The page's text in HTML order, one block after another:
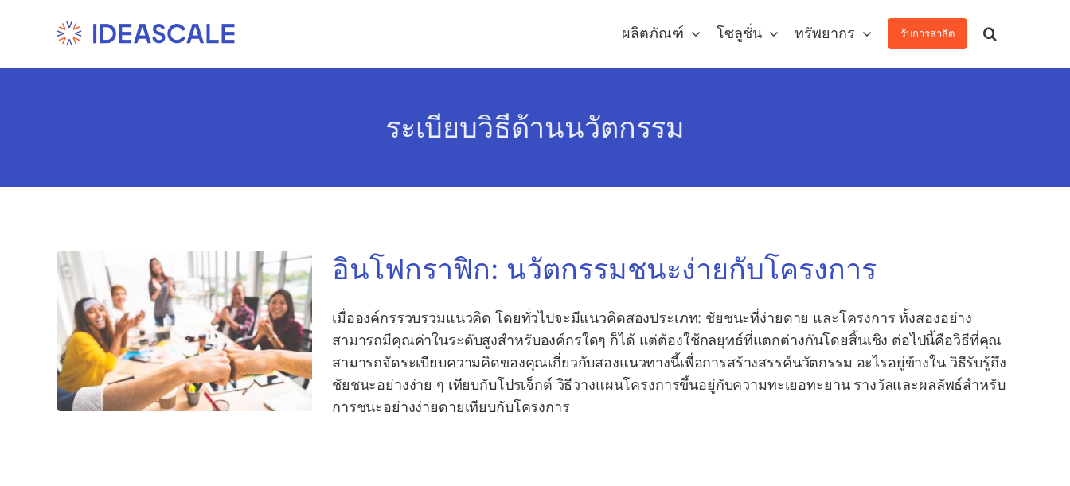
ผลิตภัณฑ์ โซลูชั่น ทรัพยากร รับการสาธิต
ระเบียบวิธีด้านนวัตกรรม
อินโฟกราฟิก: นวัตกรรมชนะง่ายกับโครงการ
เมื่อองค์กรรวบรวมแนวคิด โดยทั่วไปจะมีแนวคิดสองประเภท: ชัยชนะที่ง่ายดาย และโครงการ ทั้งสองอย่าง
สามารถมีคุณค่าในระดับสูงสำหรับองค์กรใดๆ ก็ได้ แต่ต้องใช้กลยุทธ์ที่แตกต่างกันโดยสิ้นเชิง ต่อไปนี้คือวิธีที่คุณ
สามารถจัดระเบียบความคิดของคุณเกี่ยวกับสองแนวทางนี้เพื่อการสร้างสรรค์นวัตกรรม อะไรอยู่ข้างใน วิธีรับรู้ถึง
ชัยชนะอย่างง่าย ๆ เทียบกับโปรเจ็กต์ วิธีวางแผนโครงการขึ้นอยู่กับความทะเยอทะยาน รางวัลและผลลัพธ์สำหรับ
การชนะอย่างง่ายดายเทียบกับโครงการ